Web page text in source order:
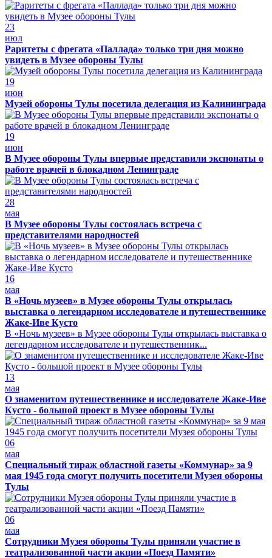
23
июл
Раритеты с фрегата «Паллада» только три дня можно
увидеть в Музее обороны Тулы
19
июн
Музей обороны Тулы посетила делегация из Калининграда
19
июн
В Музее обороны Тулы впервые представили экспонаты о
работе врачей в блокадном Ленинграде
28
мая
В Музее обороны Тулы состоялась встреча с
представителями народностей
16
мая
В «Ночь музеев» в Музее обороны Тулы открылась
выставка о легендарном исследователе и путешественнике
Жаке-Иве Кусто
В «Ночь музеев» в Музее обороны Тулы открылась выставка о
легендарном исследователе и путешественник...
13
мая
О знаменитом путешественнике и исследователе Жаке-Иве
Кусто - большой проект в Музее обороны Тулы
06
мая
Специальный тираж областной газеты «Коммунар» за 9
мая 1945 года смогут получить посетители Музея обороны
Тулы
06
мая
Сотрудники Музея обороны Тулы приняли участие в
театрализованной части акции «Поезд Памяти»